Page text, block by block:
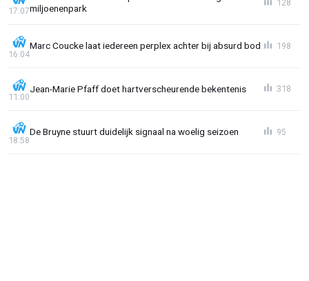
miljoenenpark
17:07
128
Marc Coucke laat iedereen perplex achter bij absurd bod
16:04
198
Jean-Marie Pfaff doet hartverscheurende bekentenis
11:00
318
De Bruyne stuurt duidelijk signaal na woelig seizoen
18:58
95